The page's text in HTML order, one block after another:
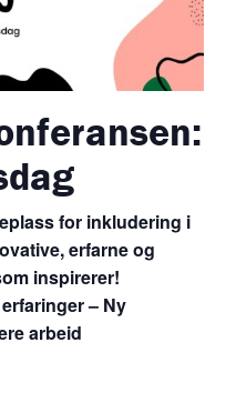
for inkludering i
erfarne og
inspirerer!
– Ny
arbeid